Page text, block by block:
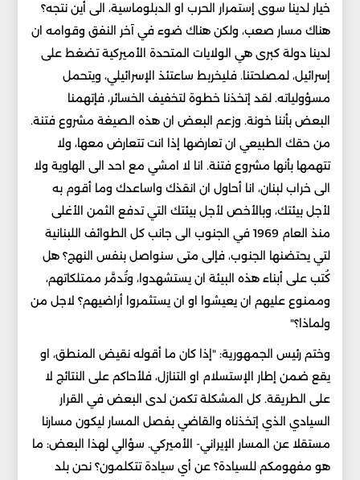
خيار لدينا سوى إستمرار الحرب او الدبلوماسية، الى أين نتجه؟
هناك مسار صعب، ولكن هناك ضوء في آخر النفق وقوامه ان
لدينا دولة كبرى هي الولايات المتحدة الأميركية تضغط على
إسرائيل، لمصلحتنا. فليخربط ساعتئذ الإسرائيلي، ويتحمل
مسؤولياته. لقد إتخذنا خطوة لتخفيف الخسائر، فإتهمنا
البعض بأننا خونة. وزعم البعض ان هذه الصيغة مشروع فتنة.
من حقك الطبيعي ان تعارضها إذا انت تتعارض معها، ولا
تتهمها بأنها مشروع فتنة. انا لا امشي مع احد الى الهاوية ولا
الى خراب لبنان، انا أحاول ان انقذك واساعدك وما أقوم به
لأجل بيئتك، وبالأخص لأجل بيئتك التي تدفع الثمن الأغلى
منذ العام 1969 في الجنوب الى جانب كل الطوائف اللبنانية
لتي يحتضنها الجنوب، فإلى متى سنواصل بنفس النهج؟ هل
كُتب على أبناء هذه البيئة ان يستشهدوا، وتُدمَّر ممتلكاتهم،
وممنوع عليهم ان يعيشوا او ان يستثمروا أراضيهم؟ لاجل من
ولماذا؟"
وختم رئيس الجمهورية: "إذا كان ما أقوله نقيض المنطق، او
يقع ضمن إطار الإستسلام او التنازل، فلأحاكم على النتائج لا
على الطريقة. كل المشكلة تكمن لدى البعض في القرار
السيادي الذي إتخذناه والقاضي بفصل المسار ليكون مسارنا
مستقلا عن المسار الإيراني- الأميركي. سؤالي لهذا البعض: ما
هو مفهومكم للسيادة؟ عن أي سيادة تتكلمون؟ نحن بلد